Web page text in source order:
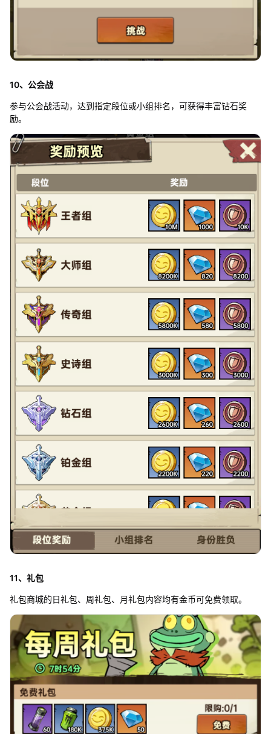
10、公会战
参与公会战活动，达到指定段位或小组排名，可获得丰富钻石奖
励。
11、礼包
礼包商城的日礼包、周礼包、月礼包内容均有金币可免费领取。